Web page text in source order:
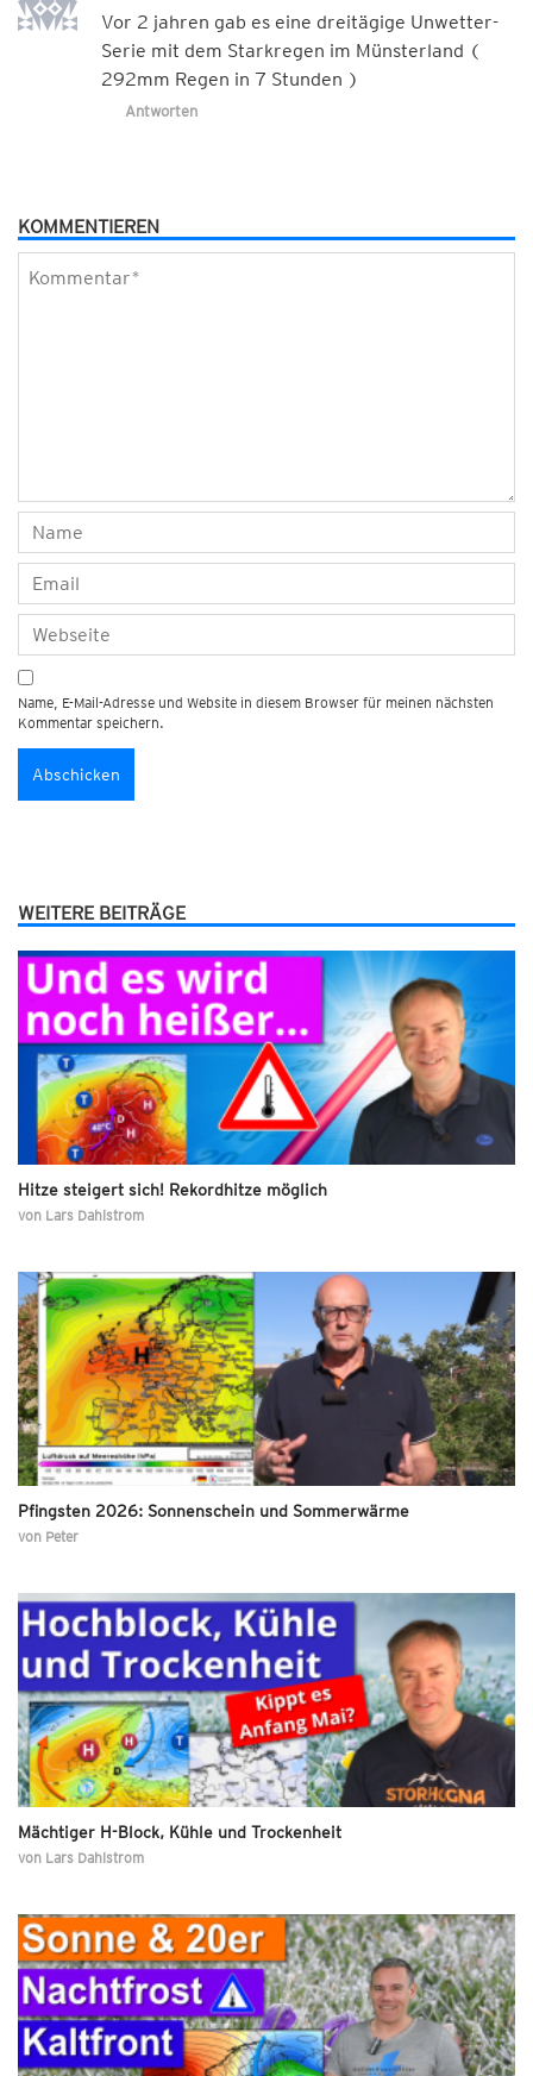
Vor 2 jahren gab es eine dreitägige Unwetter-
Serie mit dem Starkregen im Münsterland (
292mm Regen in 7 Stunden )
Antworten
KOMMENTIEREN
Name, E-Mail-Adresse und Website in diesem Browser für meinen nächsten
Kommentar speichern.
WEITERE BEITRÄGE
Hitze steigert sich! Rekordhitze möglich
von Lars Dahlstrom
Pfingsten 2026: Sonnenschein und Sommerwärme
von Peter
Mächtiger H-Block, Kühle und Trockenheit
von Lars Dahlstrom